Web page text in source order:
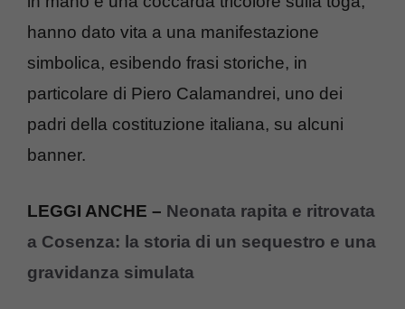
hanno dato vita a una manifestazione
simbolica, esibendo frasi storiche, in
particolare di Piero Calamandrei, uno dei
padri della costituzione italiana, su alcuni
banner.
LEGGI ANCHE – Neonata rapita e ritrovata
a Cosenza: la storia di un sequestro e una
gravidanza simulata